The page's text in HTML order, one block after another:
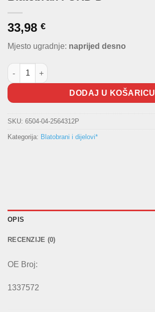
33,98 €
Mjesto ugradnje: naprijed desno
Blatobran FORD D količina
DODAJ U KOŠARICU
SKU: 6504-04-2564312P
Kategorija: Blatobrani i dijelovi*
OPIS
RECENZIJE (0)
OE Broj:
1337572